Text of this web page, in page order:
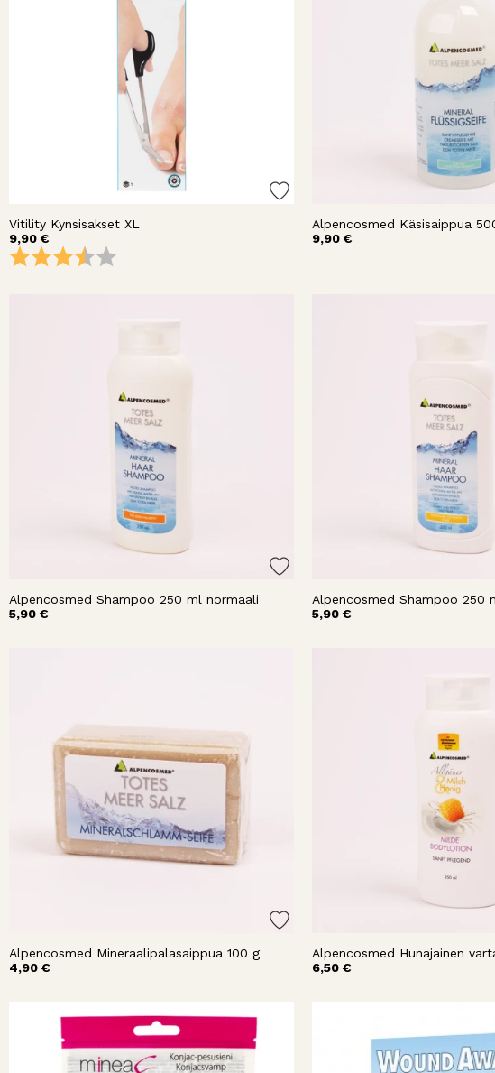
Vitility Kynsisakset XL
9,90 €
Arvio:
Alpencosmed Käsisaippua
9,90 €
Alpencosmed Shampoo 250 ml normaali
5,90 €
Alpencosmed Shampoo 250
5,90 €
Alpencosmed Mineraalipalasaippua 100 g
4,90 €
Alpencosmed Hunajainen
6,50 €